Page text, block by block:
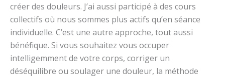
créer des douleurs. J’ai aussi participé à des cours
collectifs où nous sommes plus actifs qu’en séance
individuelle. C’est une autre approche, tout aussi
bénéfique. Si vous souhaitez vous occuper
intelligemment de votre corps, corriger un
déséquilibre ou soulager une douleur, la méthode